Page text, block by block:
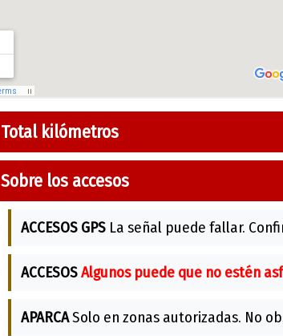
Total kilómetros
Sobre los accesos
ACCESOS GPS La señal puede fallar.
ACCESOSAlgunos puede que no estén
APARCASolo en zonas autorizadas. No